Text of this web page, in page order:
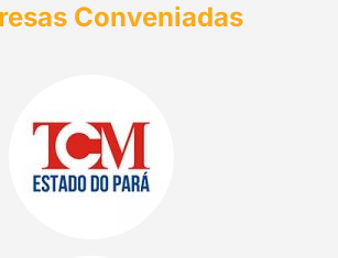
Conveniadas